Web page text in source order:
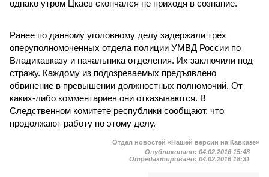
однако утром Цкаев скончался не приходя в сознание.
Ранее по данному уголовному делу задержали трех
оперуполномоченных отдела полиции УМВД России по
Владикавказу и начальника отделения. Их заключили под
стражу. Каждому из подозреваемых предъявлено
обвинение в превышении должностных полномочий. От
каких-либо комментариев они отказываются. В
Следственном комитете республики сообщают, что
продолжают работу по этому делу.
Отдел новостей «Нашей версии на Кавказе»
Опубликовано: 04.02.2016 15:48
Отредактировано: 04.02.2016 18:31